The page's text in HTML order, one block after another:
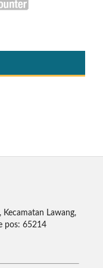
Lawang,
pos: 65214